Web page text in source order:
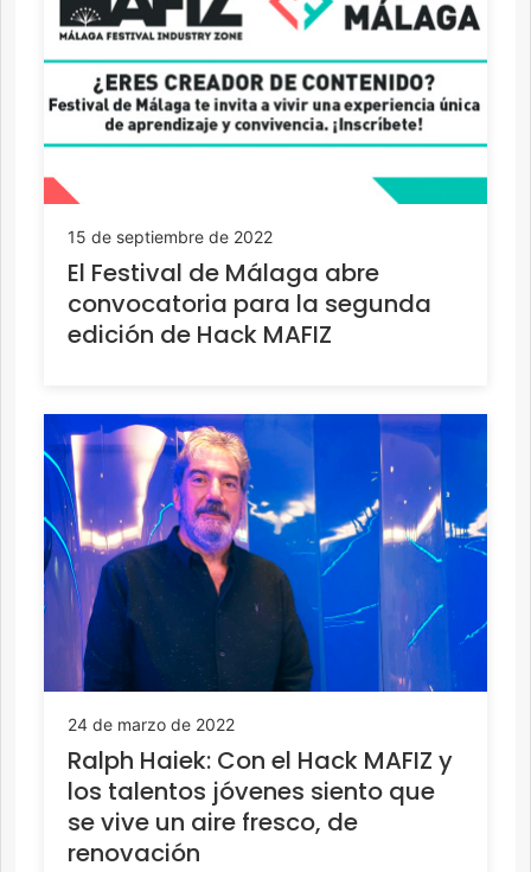
15 de septiembre de 2022
El Festival de Málaga abre
convocatoria para la segunda
edición de Hack MAFIZ
24 de marzo de 2022
Ralph Haiek: Con el Hack MAFIZ y
los talentos jóvenes siento que
se vive un aire fresco, de
renovación